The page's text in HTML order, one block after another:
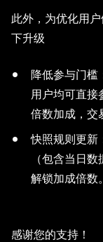
此外，为优化用
下升级
降低参与门
用户均可直接
倍数加成，交
快照规则更新
（包含当日
解锁加成倍数。
感谢您的支持！